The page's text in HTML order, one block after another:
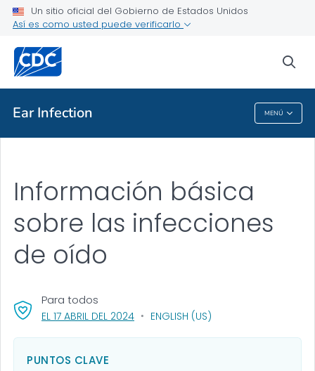
Un sitio oficial del Gobierno de Estados Unidos
Así es como usted puede verificarlo
Ear Infection MENÚ
Temas de salud de la A a la Z
Acerca de los CDC
Ear Infection
EL 17 ABRIL DEL 2024, VISIT LINK FOR DETAILS.
ENGLISH (US)
Para todos
Información básica
sobre las infecciones
de oído
PUNTOS CLAVE